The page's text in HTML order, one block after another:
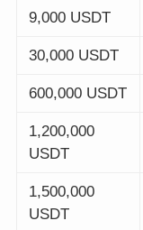
9,000 USDT
30,000 USDT
600,000 USDT
1,200,000
USDT
1,500,000
USDT